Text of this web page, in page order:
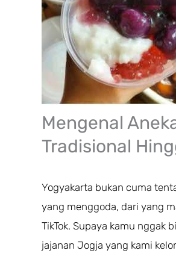
Mengenal
Tradisional
Yogyakarta bukan cuma
yang menggoda, dari yang
TikTok. Supaya kamu
jajanan Jogja yang kami